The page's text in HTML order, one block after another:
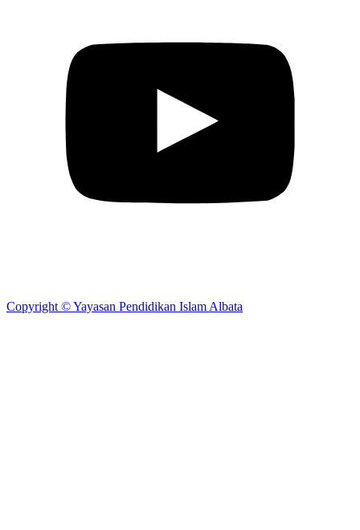
Copyright © Yayasan Pendidikan Islam Albata